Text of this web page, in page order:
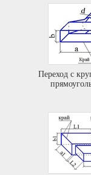
Переход с